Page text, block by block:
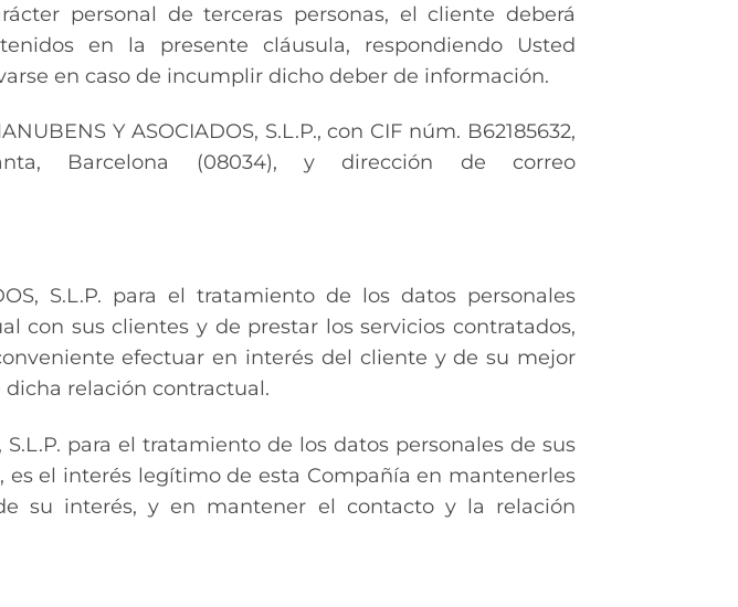
personal de terceras personas, el cliente deberá
en la presente cláusula, respondiendo Usted
en caso de incumplir dicho deber de información.
Y ASOCIADOS, S.L.P., con CIF núm. B62185632,
Barcelona (08034), y dirección de correo
S.L.P. para el tratamiento de los datos personales
con sus clientes y de prestar los servicios contratados,
efectuar en interés del cliente y de su mejor
relación contractual.
para el tratamiento de los datos personales de sus
el interés legítimo de esta Compañía en mantenerles
su interés, y en mantener el contacto y la relación